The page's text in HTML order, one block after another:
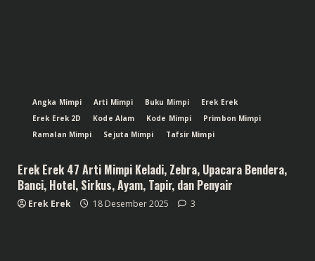
Angka Mimpi Arti Mimpi Buku Mimpi
Erek Erek
Erek Erek 2D
Kode Alam Kode Mimpi
Primbon Mimpi
Ramalan Mimpi
Sejuta Mimpi Tafsir Mimpi
Erek Erek 47 Arti Mimpi Keladi, Zebra, Upacara Bendera,
Banci, Hotel, Sirkus, Ayam, Tapir, dan Penyair
Erek Erek 18 Desember 2025 3